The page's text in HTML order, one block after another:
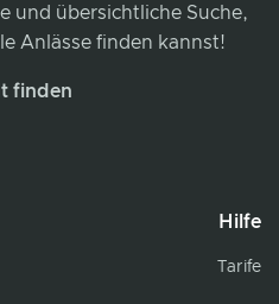
und übersichtliche Suche,
Anlässe finden kannst!
finden
Hilfe
Tarife